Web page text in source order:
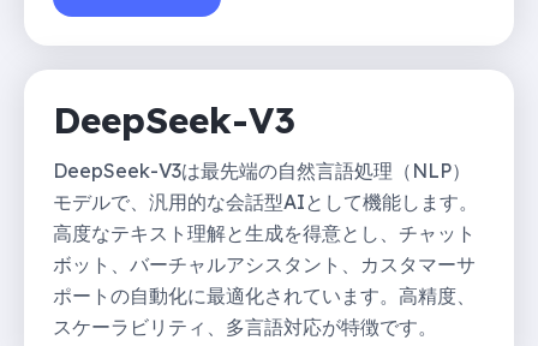
DeepSeek-V3
DeepSeek-V3は最先端の自然言語処理（NLP）
モデルで、汎用的な会話型AIとして機能します。
高度なテキスト理解と生成を得意とし、チャット
ボット、バーチャルアシスタント、カスタマーサ
ポートの自動化に最適化されています。高精度、
スケーラビリティ、多言語対応が特徴です。